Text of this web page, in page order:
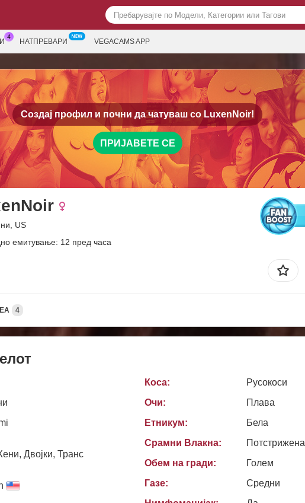
НАТПРЕВАРИ VEGACAMS APP
Создај профил и почни да чатуваш со LuxenNoir!
ПРИЈАВЕТЕ СЕ
US
емитување: 12 пред часа
4
Двојки, Транс
Коса:
Русокоси
Очи:
Плава
Етникум:
Бела
Срамни Влакна:
Потстрижена
Обем на гради:
Голем
Газе:
Средни